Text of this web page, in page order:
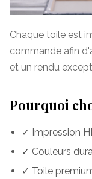
Chaque toile est
commande afin
et un rendu
Pourquoi
✓ Impression
✓ Couleurs
✓ Toile